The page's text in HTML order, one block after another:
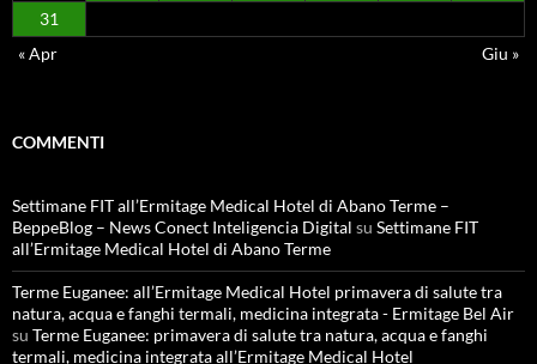
31
« Apr
Giu »
COMMENTI
Settimane FIT all’Ermitage Medical Hotel di Abano Terme –
BeppeBlog – News Conect Inteligencia Digital su Settimane FIT
all’Ermitage Medical Hotel di Abano Terme
Terme Euganee: all’Ermitage Medical Hotel primavera di salute tra
natura, acqua e fanghi termali, medicina integrata - Ermitage Bel Air
su Terme Euganee: primavera di salute tra natura, acqua e fanghi
termali, medicina integrata all’Ermitage Medical Hotel